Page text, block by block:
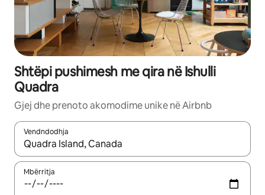
Shtëpi pushimesh me qira në Ishulli
Quadra
Gjej dhe prenoto akomodime unike në Airbnb
Vendndodhja
Kur rezultatet të jenë të disponueshme, lëviz me butonat e
Mbërritja